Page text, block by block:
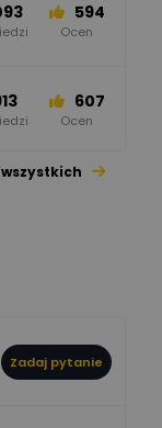
594
Ocen
607
Ocen
374
Zadaj pytanie